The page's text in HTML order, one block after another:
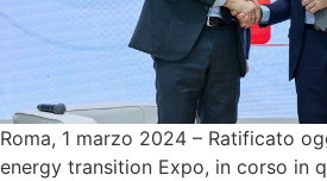
Roma, 1 marzo 2024 – Ratificato
energy transition Expo, in corso in